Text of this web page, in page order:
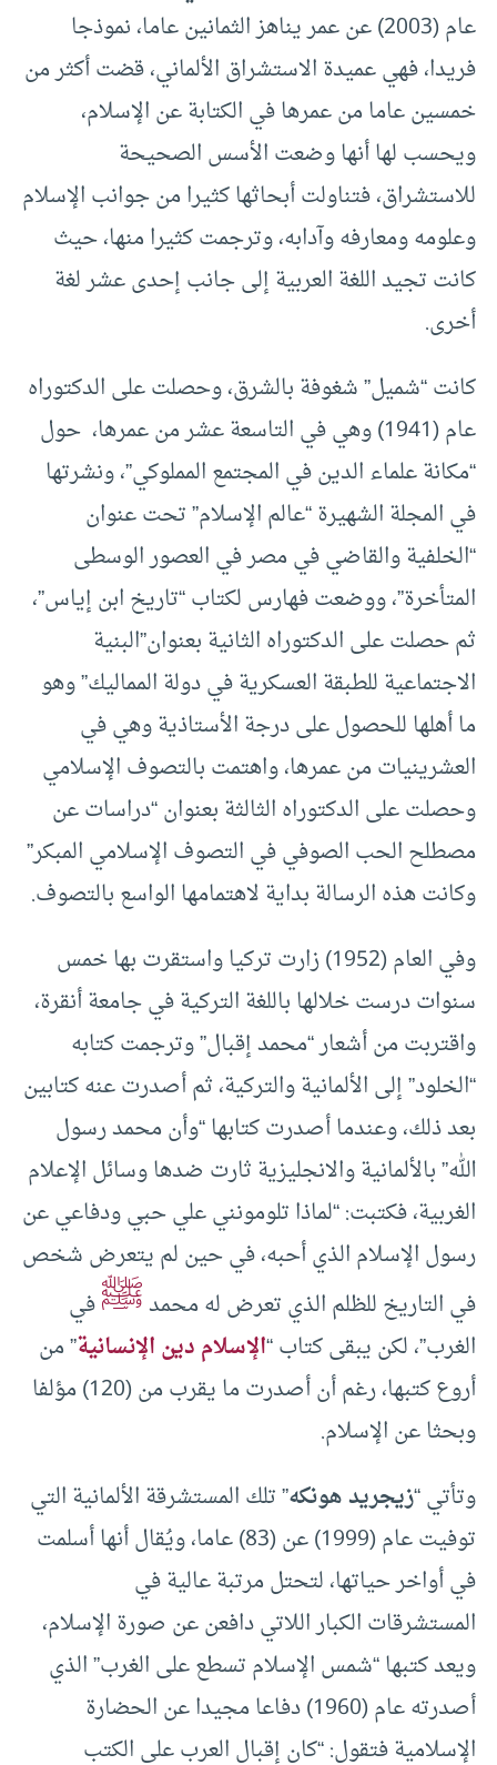
عام (2003) عن عمر يناهز الثمانين عاما، نموذجا
فريدا، فهي عميدة الاستشراق الألماني، قضت أكثر من
خمسين عاما من عمرها في الكتابة عن الإسلام،
ويحسب لها أنها وضعت الأسس الصحيحة
للاستشراق، فتناولت أبحاثها كثيرا من جوانب الإسلام
وعلومه ومعارفه وآدابه، وترجمت كثيرا منها، حيث
كانت تجيد اللغة العربية إلى جانب إحدى عشر لغة
أخرى.
كانت “شميل” شغوفة بالشرق، وحصلت على الدكتوراه
عام (1941) وهي في التاسعة عشر من عمرها، حول
“مكانة علماء الدين في المجتمع المملوكي”، ونشرتها
في المجلة الشهيرة “عالم الإسلام” تحت عنوان
“الخلفية والقاضي في مصر في العصور الوسطى
المتأخرة”، ووضعت فهارس لكتاب “تاريخ ابن إياس”،
ثم حصلت على الدكتوراه الثانية بعنوان”البنية
الاجتماعية للطبقة العسكرية في دولة المماليك” وهو
ما أهلها للحصول على درجة الأستاذية وهي في
العشرينيات من عمرها، واهتمت بالتصوف الإسلامي
وحصلت على الدكتوراه الثالثة بعنوان “دراسات عن
مصطلح الحب الصوفي في التصوف الإسلامي المبكر”
وكانت هذه الرسالة بداية لاهتمامها الواسع بالتصوف.
وفي العام (1952) زارت تركيا واستقرت بها خمس
سنوات درست خلالها باللغة التركية في جامعة أنقرة،
واقتربت من أشعار “محمد إقبال” وترجمت كتابه
“الخلود” إلى الألمانية والتركية، ثم أصدرت عنه كتابين
بعد ذلك، وعندما أصدرت كتابها “وأن محمد رسول
الله” بالألمانية والانجليزية ثارت ضدها وسائل الإعلام
الغربية، فكتبت: “لماذا تلومونني علي حبي ودفاعي عن
رسول الإسلام الذي أحبه، في حين لم يتعرض شخص
في التاريخ للظلم الذي تعرض له محمدﷺفي
الغرب”، لكن يبقى كتاب “الإسلام دين الإنسانية” من
أروع كتبها، رغم أن أصدرت ما يقرب من (120) مؤلفا
وبحثا عن الإسلام.
وتأتي “زيجريد هونكه” تلك المستشرقة الألمانية التي
توفيت عام (1999) عن (83) عاما، ويُقال أنها أسلمت
في أواخر حياتها، لتحتل مرتبة عالية في
المستشرقات الكبار اللاتي دافعن عن صورة الإسلام،
ويعد كتبها “شمس الإسلام تسطع على الغرب” الذي
أصدرته عام (1960) دفاعا مجيدا عن الحضارة
الإسلامية فتقول: “كان إقبال العرب على الكتب